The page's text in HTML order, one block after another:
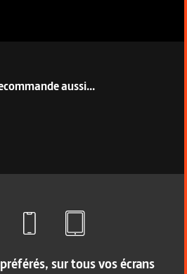
aussi...
sur tous vos écrans